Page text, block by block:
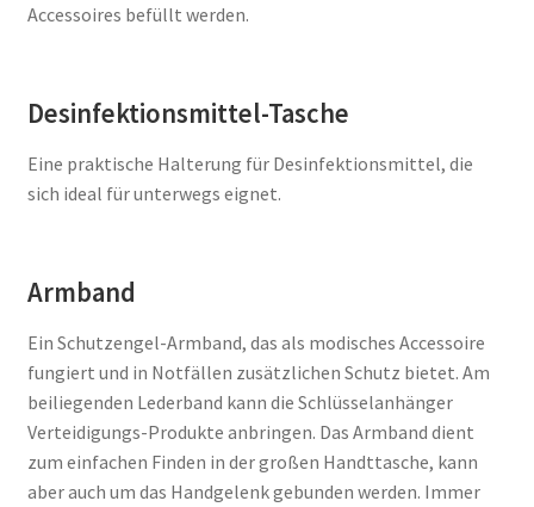
Accessoires befüllt werden.
Desinfektionsmittel-Tasche
Eine praktische Halterung für Desinfektionsmittel, die
sich ideal für unterwegs eignet.
Armband
Ein Schutzengel-Armband, das als modisches Accessoire
fungiert und in Notfällen zusätzlichen Schutz bietet. Am
beiliegenden Lederband kann die Schlüsselanhänger
Verteidigungs-Produkte anbringen. Das Armband dient
zum einfachen Finden in der großen Handttasche, kann
aber auch um das Handgelenk gebunden werden. Immer